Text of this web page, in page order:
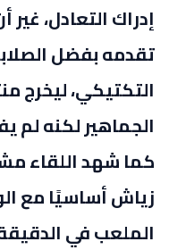
إدراك التعادل،
تقدمه بفضل
التكتيكي، ليخرج
الجماهير لكنه لم
كما شهد اللقاء
زياش أساسيًا مع